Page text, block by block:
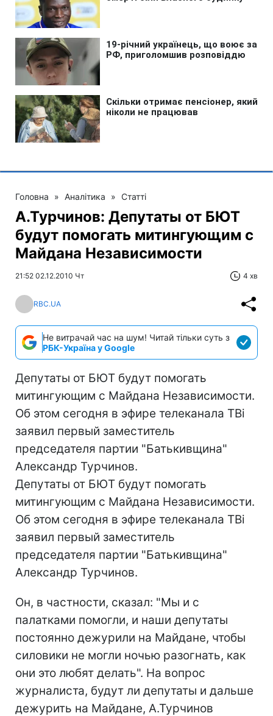
Головна » Аналітика » Статті
А.Турчинов: Депутаты от БЮТ
будут помогать митингующим с
Майдана Независимости
21:52 02.12.2010 Чт 4 хв
RBC.UA
Не витрачай час на шум! Читай тільки суть з
РБК-Україна у Google
Депутаты от БЮТ будут помогать
митингующим с Майдана Независимости.
Об этом сегодня в эфире телеканала ТВi
заявил первый заместитель
председателя партии "Батькивщина"
Александр Турчинов.
Депутаты от БЮТ будут помогать
митингующим с Майдана Независимости.
Об этом сегодня в эфире телеканала ТВi
заявил первый заместитель
председателя партии "Батькивщина"
Александр Турчинов.
Он, в частности, сказал: "Мы и с
палатками помогли, и наши депутаты
постоянно дежурили на Майдане, чтобы
силовики не могли ночью разогнать, как
они это любят делать". На вопрос
журналиста, будут ли депутаты и дальше
дежурить на Майдане, А.Турчинов